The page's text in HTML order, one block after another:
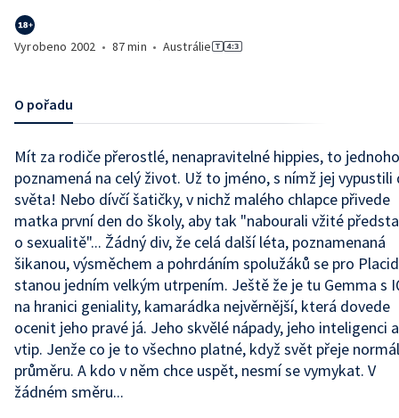
Vyrobeno 2002 • 87 min • Austrálie
O pořadu
Mít za rodiče přerostlé, nenapravitelné hippies, to jednoho
poznamená na celý život. Už to jméno, s nímž jej vypustili
světa! Nebo dívčí šatičky, v nichž malého chlapce přivede
matka první den do školy, aby tak "nabourali vžité
o sexualitě"... Žádný div, že celá další léta, poznamenaná
šikanou, výsměchem a pohrdáním spolužáků se pro
stanou jedním velkým utrpením. Ještě že je tu Gemma s
na hranici geniality, kamarádka nejvěrnější, která dovede
ocenit jeho pravé já. Jeho skvělé nápady, jeho inteligenci a
vtip. Jenže co je to všechno platné, když svět přeje
průměru. A kdo v něm chce uspět, nesmí se vymykat. V
žádném směru...